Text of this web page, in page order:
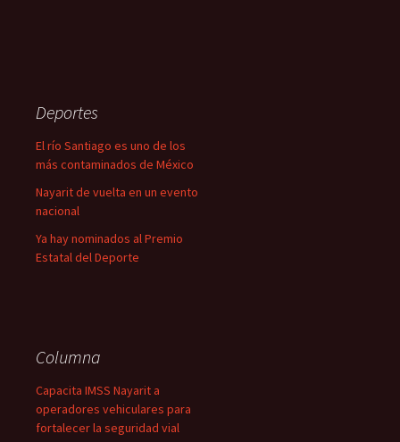
Deportes
El río Santiago es uno de los
más contaminados de México
Nayarit de vuelta en un evento
nacional
Ya hay nominados al Premio
Estatal del Deporte
Columna
Capacita IMSS Nayarit a
operadores vehiculares para
fortalecer la seguridad vial